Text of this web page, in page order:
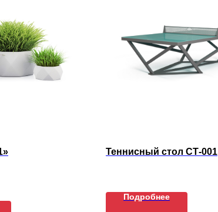
Теннисный стол СТ-001
Подробнее